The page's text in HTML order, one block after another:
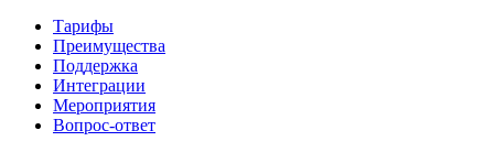
Тарифы
Преимущества
Поддержка
Интеграции
Мероприятия
Вопрос-ответ